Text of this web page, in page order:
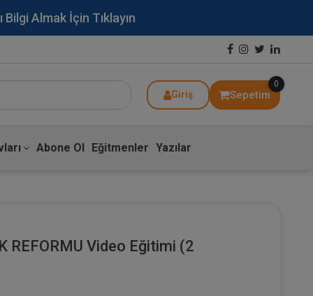
Almak İçin Tıklayın
Giriş Sepetim
0
Abone Ol Eğitmenler Yazılar
REFORMU Video Eğitimi (2